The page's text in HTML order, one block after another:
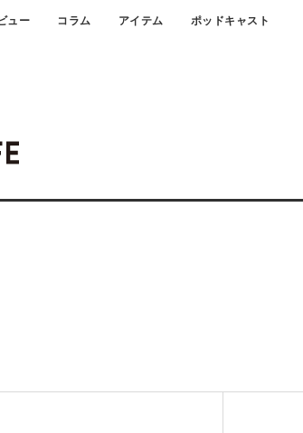
ュー コラム アイテム ポッドキャスト